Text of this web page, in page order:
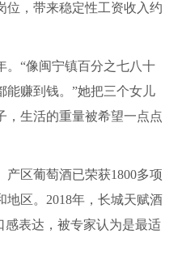
位，带来稳定性工资收入约
。“像闽宁镇百分之七八十
能赚到钱。”她把三个女儿
，生活的重量被希望一点点
区葡萄酒已荣获1800多项
地区。2018年，长城天赋酒
感表达，被专家认为是最适